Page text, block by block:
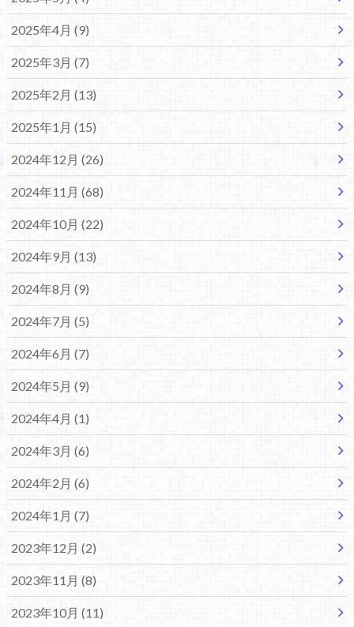
2025年4月 (9)
2025年3月 (7)
2025年2月 (13)
2025年1月 (15)
2024年12月 (26)
2024年11月 (68)
2024年10月 (22)
2024年9月 (13)
2024年8月 (9)
2024年7月 (5)
2024年6月 (7)
2024年5月 (9)
2024年4月 (1)
2024年3月 (6)
2024年2月 (6)
2024年1月 (7)
2023年12月 (2)
2023年11月 (8)
2023年10月 (11)